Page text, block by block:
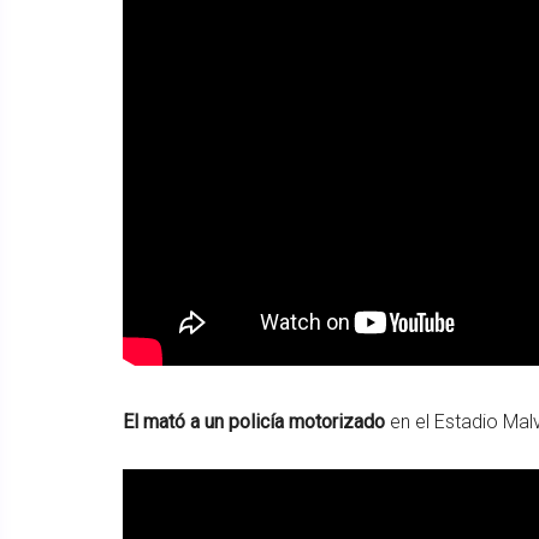
El mató a un policía motorizado en el Estadio